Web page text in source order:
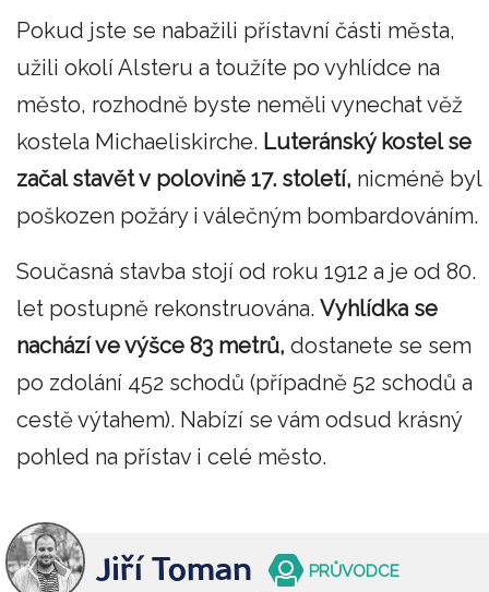
Pokud jste se nabažili přístavní části města,
užili okolí Alsteru a toužíte po vyhlídce na
město, rozhodně byste neměli vynechat věž
kostela Michaeliskirche. Luteránský kostel se
začal stavět v polovině 17. století, nicméně byl
poškozen požáry i válečným bombardováním.
Současná stavba stojí od roku 1912 a je od 80.
let postupně rekonstruována. Vyhlídka se
nachází ve výšce 83 metrů, dostanete se sem
po zdolání 452 schodů (případně 52 schodů a
cestě výtahem). Nabízí se vám odsud krásný
pohled na přístav i celé město.
Jiří Toman PRŮVODCE